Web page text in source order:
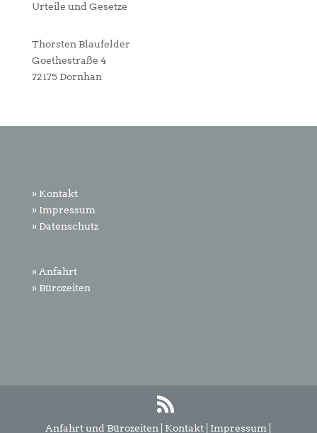
Urteile und Gesetze
Thorsten Blaufelder
Goethestraße 4
72175 Dornhan
» Kontakt
» Impressum
» Datenschutz
» Anfahrt
» Bürozeiten
Anfahrt und Bürozeiten Kontakt Impressum